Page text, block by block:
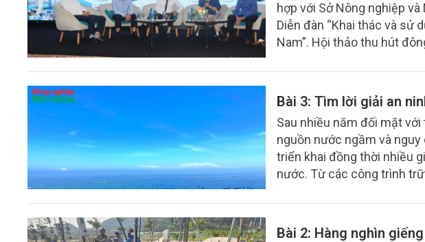
hợp với Sở Nông nghiệp
Diễn đàn “Khai thác và sử
Nam”. Hội thảo thu hút
Bài 3: Tìm lời giải an
Sau nhiều năm đối mặt
nguồn nước ngầm và nguy
triển khai đồng thời nhiều
nước. Từ các công trình
biển, hòn đảo tiền tiêu
phát triển bền vững.
Bài 2: Hàng nghìn